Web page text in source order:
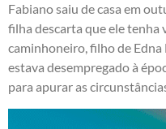
Fabiano saiu de casa em
filha descarta que ele tenha
caminhoneiro, filho de
estava desempregado à
para apurar as